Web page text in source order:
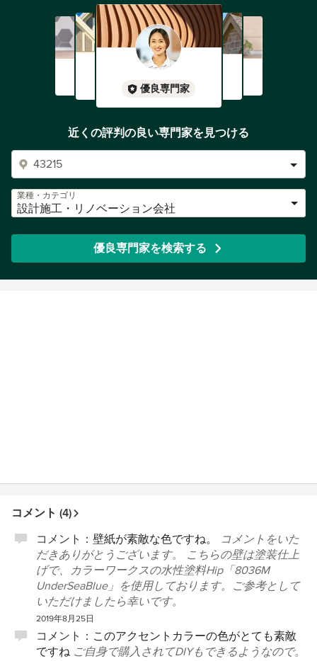
優良専門家
近くの評判の良い専門家を見つける
業種・カテゴリ
設計施工・リノベーション会社
優良専門家を検索する
コメント (4)
コメント： 壁紙が素敵な色ですね。
コメントをいた
だきありがとうございます。 こちらの壁は塗装仕上
げで、カラーワークスの水性塗料Hip「8036M
UnderSeaBlue」を使用しております。ご参考として
いただけましたら幸いです。
2019年8月25日
コメント： このアクセントカラーの色がとても素敵
ですね ご自身で購入されてDIYもできるようなので。